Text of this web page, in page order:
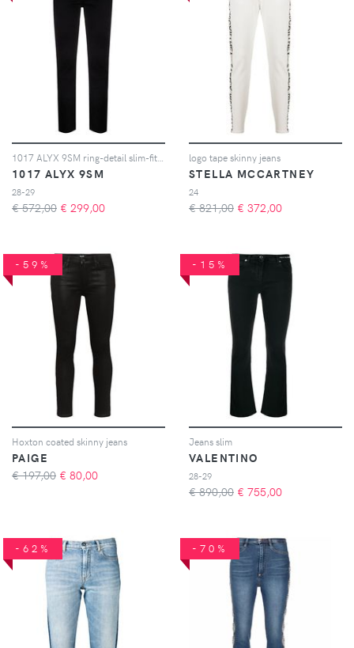
1017 ALYX 9SM
28-29
€ 572,00 € 299,00
logo tape skinny jeans
STELLA MCCARTNEY
24
€ 821,00 € 372,00
-59%
Hoxton coated skinny jeans
PAIGE
€ 197,00 € 80,00
-15%
Jeans slim
VALENTINO
28-29
€ 890,00 € 755,00
-62% -70%